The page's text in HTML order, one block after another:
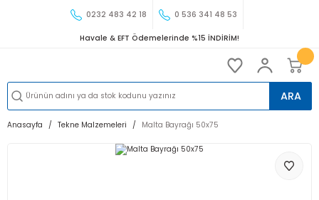
0232 483 42 18 0 536 341 48 53
Havale & EFT Ödemelerinde %15 İNDİRİM!
ARA
Anasayfa Tekne Malzemeleri Malta Bayrağı 50x75